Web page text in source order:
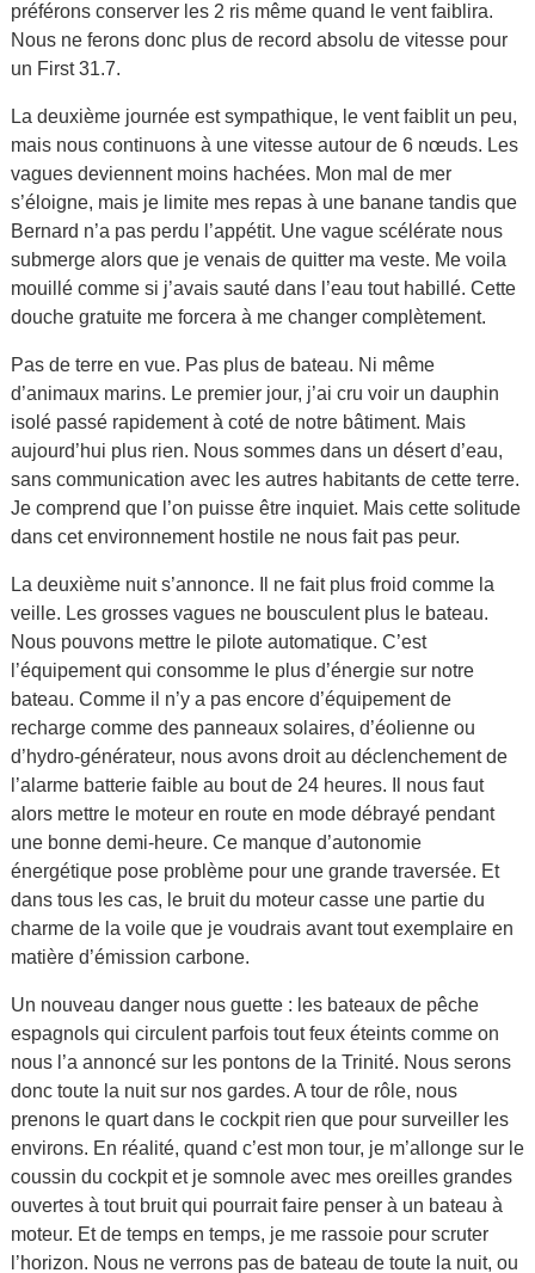
préférons conserver les 2 ris même quand le vent faiblira.
Nous ne ferons donc plus de record absolu de vitesse pour
un First 31.7.
La deuxième journée est sympathique, le vent faiblit un peu,
mais nous continuons à une vitesse autour de 6 nœuds. Les
vagues deviennent moins hachées. Mon mal de mer
s’éloigne, mais je limite mes repas à une banane tandis que
Bernard n’a pas perdu l’appétit. Une vague scélérate nous
submerge alors que je venais de quitter ma veste. Me voila
mouillé comme si j’avais sauté dans l’eau tout habillé. Cette
douche gratuite me forcera à me changer complètement.
Pas de terre en vue. Pas plus de bateau. Ni même
d’animaux marins. Le premier jour, j’ai cru voir un dauphin
isolé passé rapidement à coté de notre bâtiment. Mais
aujourd’hui plus rien. Nous sommes dans un désert d’eau,
sans communication avec les autres habitants de cette terre.
Je comprend que l’on puisse être inquiet. Mais cette solitude
dans cet environnement hostile ne nous fait pas peur.
La deuxième nuit s’annonce. Il ne fait plus froid comme la
veille. Les grosses vagues ne bousculent plus le bateau.
Nous pouvons mettre le pilote automatique. C’est
l’équipement qui consomme le plus d’énergie sur notre
bateau. Comme il n’y a pas encore d’équipement de
recharge comme des panneaux solaires, d’éolienne ou
d’hydro-générateur, nous avons droit au déclenchement de
l’alarme batterie faible au bout de 24 heures. Il nous faut
alors mettre le moteur en route en mode débrayé pendant
une bonne demi-heure. Ce manque d’autonomie
énergétique pose problème pour une grande traversée. Et
dans tous les cas, le bruit du moteur casse une partie du
charme de la voile que je voudrais avant tout exemplaire en
matière d’émission carbone.
Un nouveau danger nous guette : les bateaux de pêche
espagnols qui circulent parfois tout feux éteints comme on
nous l’a annoncé sur les pontons de la Trinité. Nous serons
donc toute la nuit sur nos gardes. A tour de rôle, nous
prenons le quart dans le cockpit rien que pour surveiller les
environs. En réalité, quand c’est mon tour, je m’allonge sur le
coussin du cockpit et je somnole avec mes oreilles grandes
ouvertes à tout bruit qui pourrait faire penser à un bateau à
moteur. Et de temps en temps, je me rassoie pour scruter
l’horizon. Nous ne verrons pas de bateau de toute la nuit, ou